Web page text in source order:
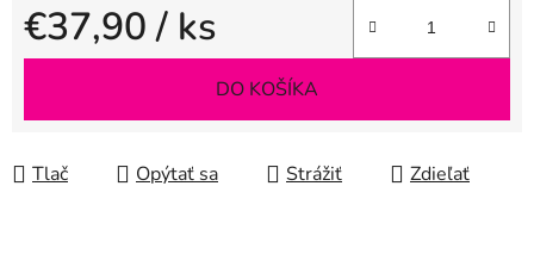
€37,90/ ks
Jednotková cena:
DO KOŠÍKA
Tlač Opýtať sa Strážiť Zdieľať